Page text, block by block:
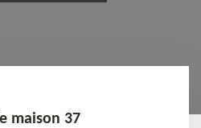
maison 37